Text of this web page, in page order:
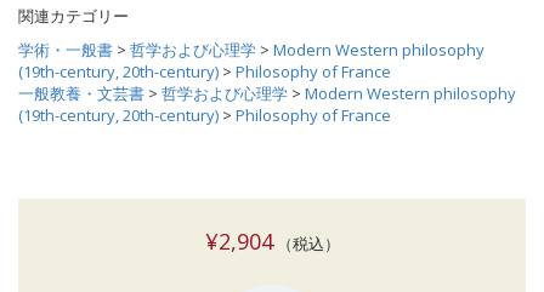
関連カテゴリー
学術・一般書 > 哲学および心理学 > Modern Western philosophy
(19th-century, 20th-century) > Philosophy of France
一般教養・文芸書 > 哲学および心理学 > Modern Western philosophy
(19th-century, 20th-century) > Philosophy of France
¥2,904（税込）